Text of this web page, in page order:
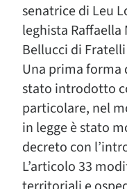
senatrice di Leu
leghista Raffaella
Bellucci di
Una prima forma
stato introdotto
particolare, nel
in legge è stato
decreto con
L’articolo 33